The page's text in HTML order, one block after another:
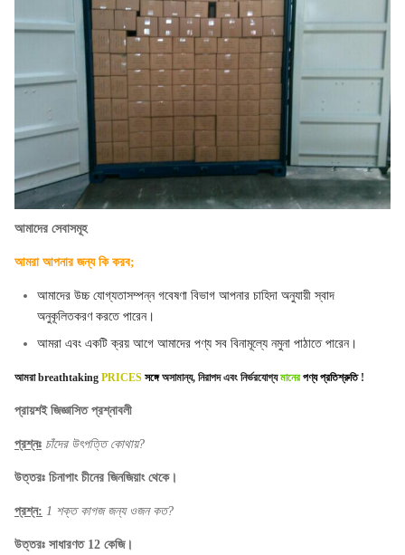
আমাদের সেবাসমূহ
আমরা আপনার জন্য কি করব;
আমাদের উচ্চ যোগ্যতাসম্পন্ন গবেষণা বিভাগ আপনার চাহিদা অনুযায়ী স্বাদ
অনুকূলিতকরণ করতে পারেন।
আমরা এবং একটি ক্রয় আগে আমাদের পণ্য সব বিনামূল্যে নমুনা পাঠাতে পারেন।
আমরা breathtaking PRICES সঙ্গে অসামান্য, নিরাপদ এবং নির্ভরযোগ্য মানেরপণ্য প্রতিশ্রুতি !
প্রায়শই জিজ্ঞাসিত প্রশ্নাবলী
প্রশ্নঃ চাঁদের উৎপত্তি কোথায়?
উত্তরঃ চিনাপাং চীনের জিনজিয়াং থেকে।
প্রশ্ন: 1 শক্ত কাগজ জন্য ওজন কত?
উত্তরঃ সাধারণত 12 কেজি।